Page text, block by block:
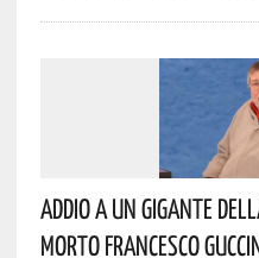
Addio A Un Gigante
Morto Francesco